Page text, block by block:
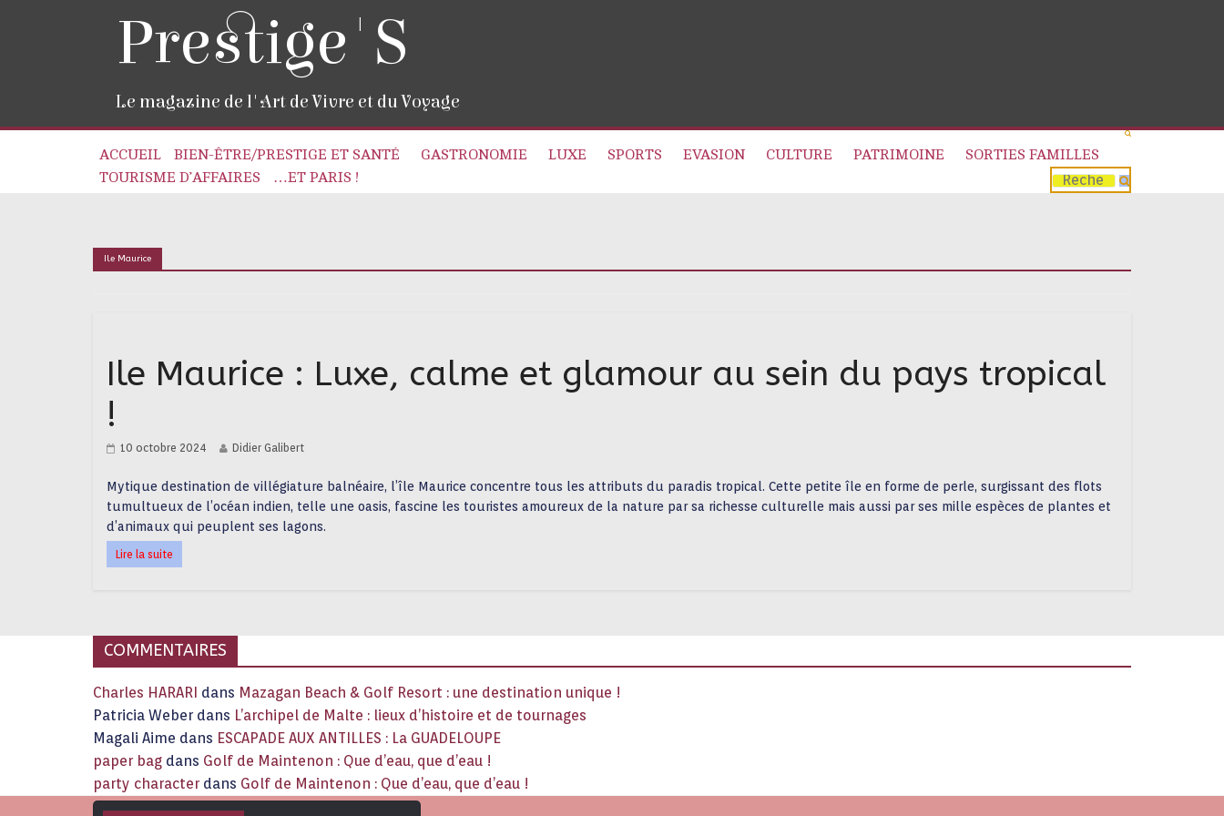
Prestige'S
Le magazine de l'Art de Vivre et du Voyage
ACCUEIL BIEN-ÊTRE/PRESTIGE ET SANTÉ GASTRONOMIE LUXE SPORTS EVASION CULTURE PATRIMOINE
SORTIES FAMILLES
TOURISME D’AFFAIRES
…ET PARIS !
Ile Maurice
Ile Maurice : Luxe, calme et glamour au sein du pays tropical
!
10 octobre 2024 Didier Galibert
Mytique destination de villégiature balnéaire, l’île Maurice concentre tous les attributs du paradis tropical. Cette petite île en forme de perle, surgissant des flots
tumultueux de l’océan indien, telle une oasis, fascine les touristes amoureux de la nature par sa richesse culturelle mais aussi par ses mille espèces de plantes et
d’animaux qui peuplent ses lagons.
Lire la suite
COMMENTAIRES
Charles HARARI dans Mazagan Beach & Golf Resort : une destination unique !
Patricia Weber dans L’archipel de Malte : lieux d’histoire et de tournages
Magali Aime dans ESCAPADE AUX ANTILLES : La GUADELOUPE
paper bag dans Golf de Maintenon : Que d’eau, que d’eau !
party character dans Golf de Maintenon : Que d’eau, que d’eau !